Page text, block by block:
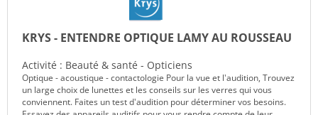
KRYS - ENTENDRE OPTIQUE LAMY AU ROUSSEAU
Activité : Beauté & santé - Opticiens
Optique - acoustique - contactologie Pour la vue et l'audition, Trouvez
un large choix de lunettes et les conseils sur les verres qui vous
conviennent. Faites un test d'audition pour déterminer vos besoins.